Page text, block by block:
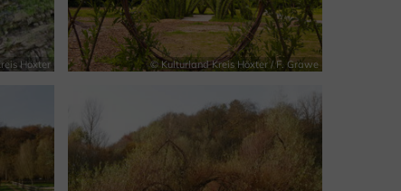
Höxter © Kulturland Kreis Höxter / F. Grawe